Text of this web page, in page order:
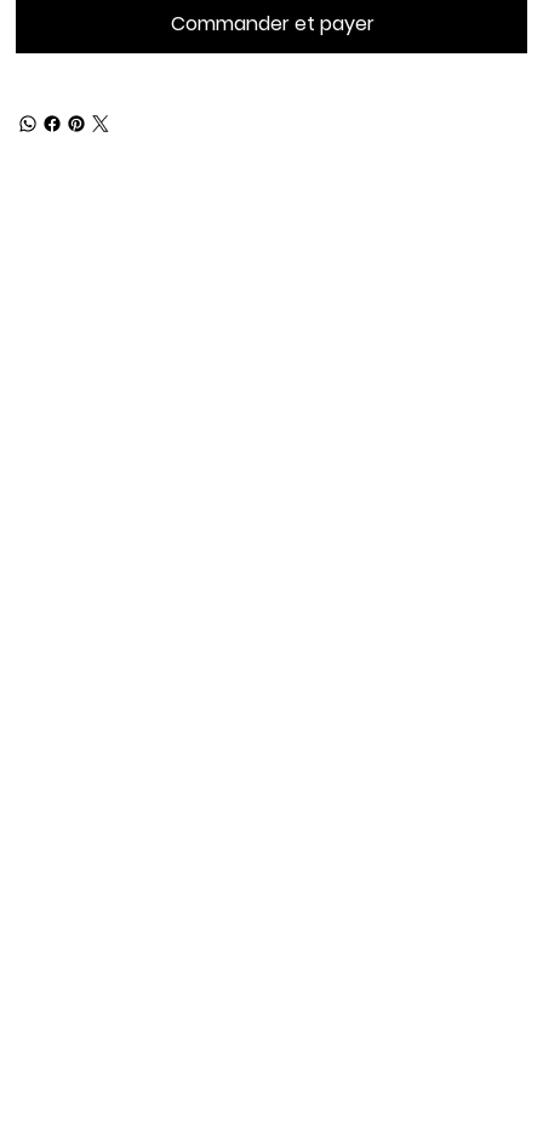
Commander et payer